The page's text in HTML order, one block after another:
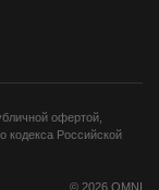
офертой,
кодекса Российской
© 2026 OMNI